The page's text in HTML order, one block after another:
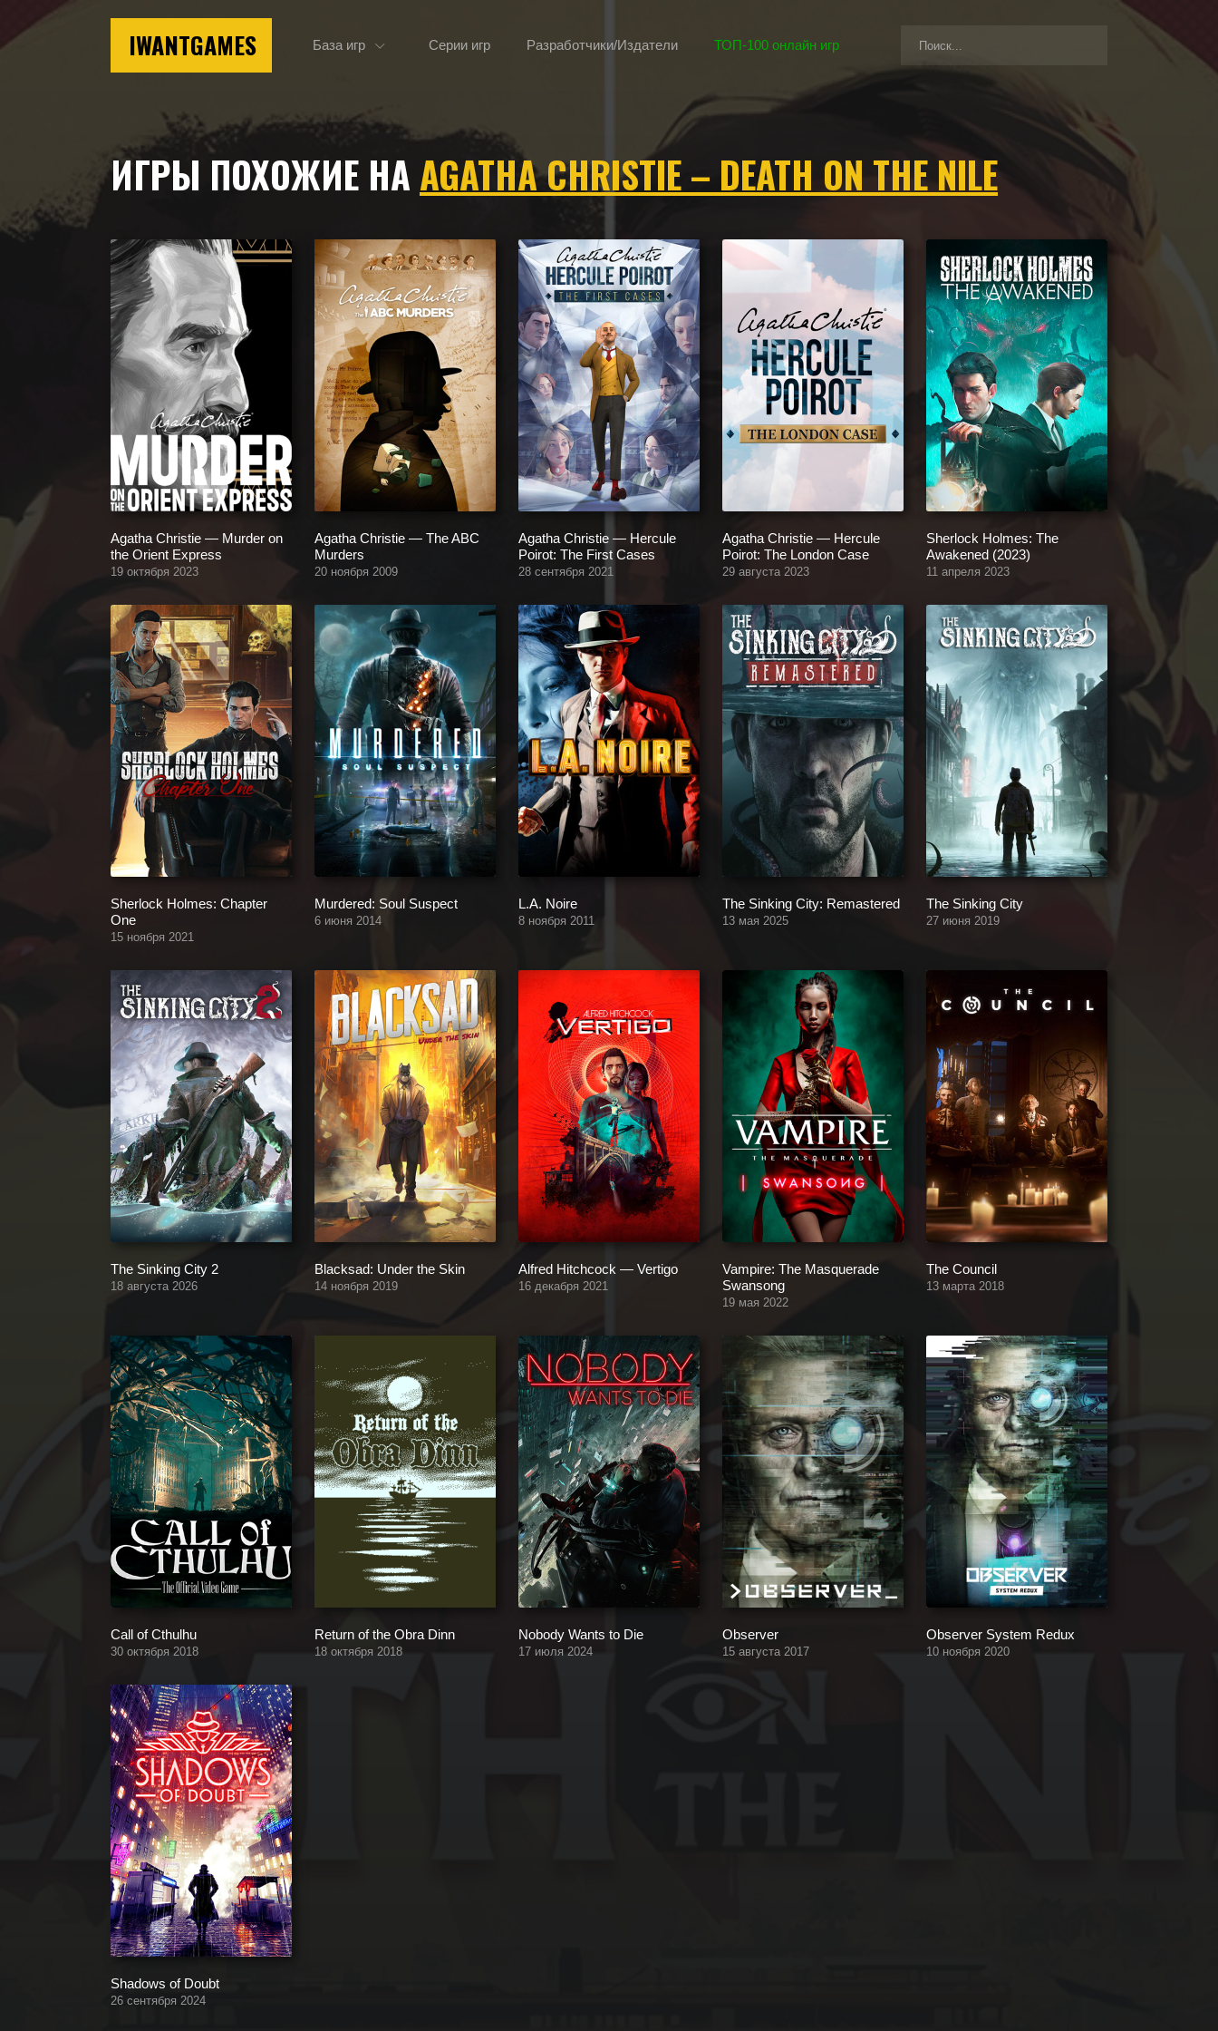
IWANTGAMES База игр Серии игр Разработчики/Издатели ТОП-100 онлайн игр
Игры похожие на Agatha Christie – Death on the Nile
ИГРЫ ПОХОЖИЕ НА AGATHA CHRISTIE – DEATH ON THE NILE
Подборка игр, похожих на Agatha Christie – Death on the Nile по геймплею, камере, сеттингу, атмосфере и напоминающие Agatha Christie – Death on the Nile, а также
Agatha Christie — Murder on
the Orient Express
19 октября 2023
Agatha Christie — The ABC
Murders
20 ноября 2009
Agatha Christie — Hercule
Poirot: The First Cases
28 сентября 2021
Agatha Christie — Hercule
Poirot: The London Case
29 августа 2023
Sherlock Holmes: The
Awakened (2023)
11 апреля 2023
Sherlock Holmes: Chapter
One
15 ноября 2021
Murdered: Soul Suspect
6 июня 2014
L.A. Noire
8 ноября 2011
The Sinking City: Remastered
13 мая 2025
The Sinking City
27 июня 2019
The Sinking City 2
18 августа 2026
Blacksad: Under the Skin
14 ноября 2019
Alfred Hitchcock — Vertigo
16 декабря 2021
Vampire: The Masquerade
Swansong
19 мая 2022
The Council
13 марта 2018
Call of Cthulhu
30 октября 2018
Return of the Obra Dinn
18 октября 2018
Nobody Wants to Die
17 июля 2024
Observer
15 августа 2017
Observer System Redux
10 ноября 2020
Shadows of Doubt
26 сентября 2024